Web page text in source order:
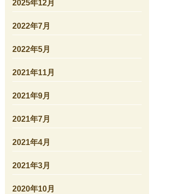
2025年12月
2022年7月
2022年5月
2021年11月
2021年9月
2021年7月
2021年4月
2021年3月
2020年10月